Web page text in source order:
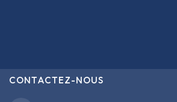
CONTACTEZ-NOUS